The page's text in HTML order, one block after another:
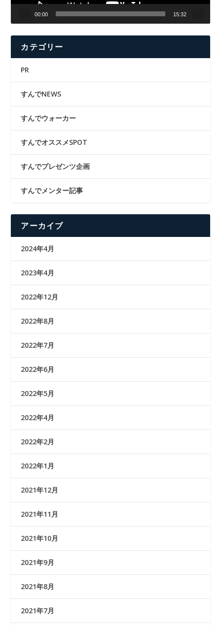
00:00 15:32
カテゴリー
PR
すんでNEWS
すんでウォーカー
すんでオススメSPOT
すんでプレゼンツ企画
すんでメンター記事
アーカイブ
2024年4月
2023年4月
2022年12月
2022年8月
2022年7月
2022年6月
2022年5月
2022年4月
2022年2月
2022年1月
2021年12月
2021年11月
2021年10月
2021年9月
2021年8月
2021年7月